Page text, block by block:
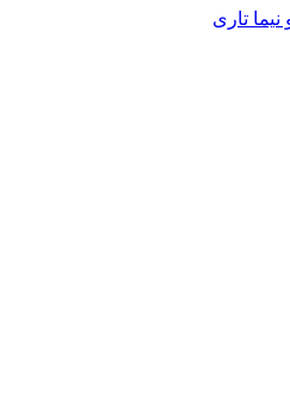
تاری